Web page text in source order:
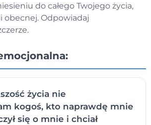
do całego Twojego życia,
obecnej. Odpowiadaj
życia nie
kogoś, kto naprawdę mnie
się o mnie i chciał